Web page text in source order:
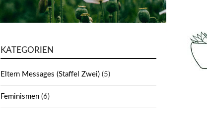
KATEGORIEN
Eltern Messages (Staffel Zwei) (5)
Feminismen (6)